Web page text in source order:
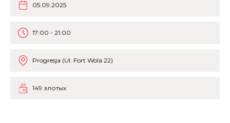
05.09.2025
17:00 - 21:00
Progresja (Ul. Fort Wola 22)
149 злотых